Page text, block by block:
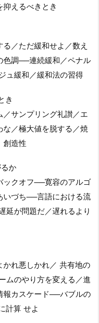
えるべきとき
／ただ緩和せよ／数え
色調──連続緩和／ペナル
ュ緩和／緩和法の習得
き
サンプリング礼讃／エ
な／極大値を脱する／焼
創造性
か
ックオフ──寛容のアルゴ
いづち──言語における流
延が問題だ／遅れるより
れ悪しかれ／ 共有地の
ムのやり方を変える／進
報カスケード──バブルの
計算 せよ